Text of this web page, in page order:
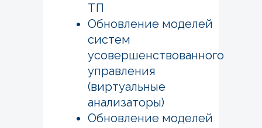
ТП
Обновление моделей
систем
усовершенствованного
управления
(виртуальные
анализаторы)
Обновление моделей